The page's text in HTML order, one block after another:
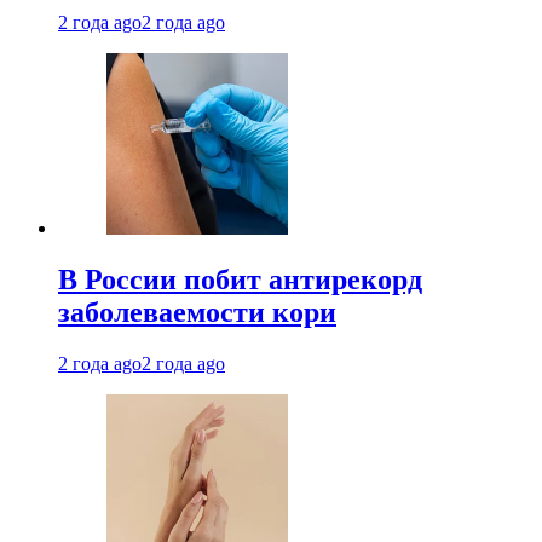
2 года ago2 года ago
В России побит антирекорд
заболеваемости кори
2 года ago2 года ago